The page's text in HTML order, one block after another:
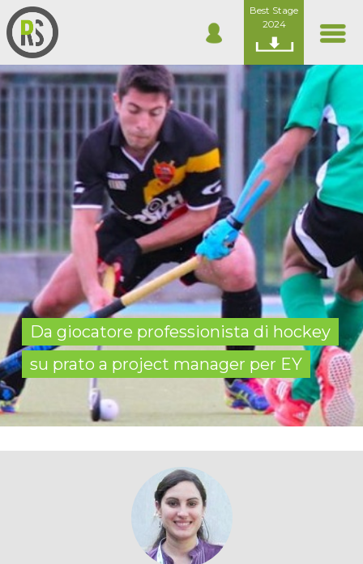
Best Stage
2024
Da giocatore professionista di hockey
su prato a project manager per EY